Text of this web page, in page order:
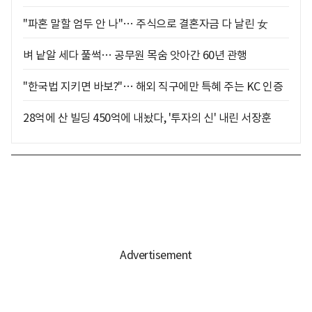
"파혼 말할 엄두 안 나"… 주식으로 결혼자금 다 날린 女
벼 낱알 세다 풀썩… 공무원 목숨 앗아간 60년 관행
"한국법 지키면 바보?"… 해외 직구에만 특혜 주는 KC 인증
28억에 산 빌딩 450억에 내놨다, '투자의 신' 내린 서장훈